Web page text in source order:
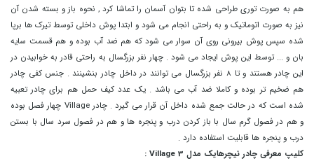
هم به صورت توری طراحی شده تا بتوان آسمان را تماشا کرد , نحوه باز و بسته شدن آن
نیز به صورت اتوماتیک و به راحتی انجام می شود و ابتدا پوش داخلی توسط تیرک ها برپا
شده سپس پوش بیرونی روی آن سوار می شود که هم ضد آب بوده و هم قسمت سایه
بان و ... توسط این پوش ایجاد می شود . چهار نفر بزرگسال به راحتی قادر به خوابیدن در
این چادر هستند و تا 8 نفر بزرگسال می توانند در داخل چادر بنشینند . جنس کفی چادر
هم ضخیم تر بوده و کاملا ضد آب می باشد . یک عدد کیف حمل هم برای چادر تعبیه
شده است که در حالت جمع شده داخل آن قرار می گیرد . چادر Village چهار فصل بوده
و هم در فصول گرم سال با باز کردن درب و پنجره ها و هم در فصول سرد سال با بستن
درب و پنجره ها قابلیت استفاده دارد .
کلیپ معرفی چادر نیچرهایک مدل Village 3 :